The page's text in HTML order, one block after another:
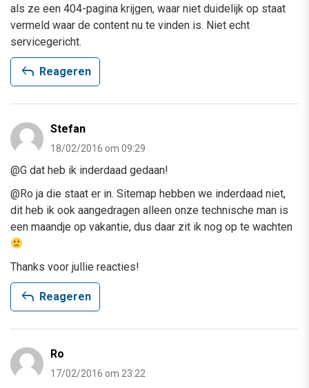
als ze een 404-pagina krijgen, waar niet duidelijk op staat
vermeld waar de content nu te vinden is. Niet echt
servicegericht.
reply Reageren
Stefan
18/02/2016 om 09:29
@G dat heb ik inderdaad gedaan!
@Ro ja die staat er in. Sitemap hebben we inderdaad niet,
dit heb ik ook aangedragen alleen onze technische man is
een maandje op vakantie, dus daar zit ik nog op te wachten
Thanks voor jullie reacties!
reply Reageren
Ro
17/02/2016 om 23:22